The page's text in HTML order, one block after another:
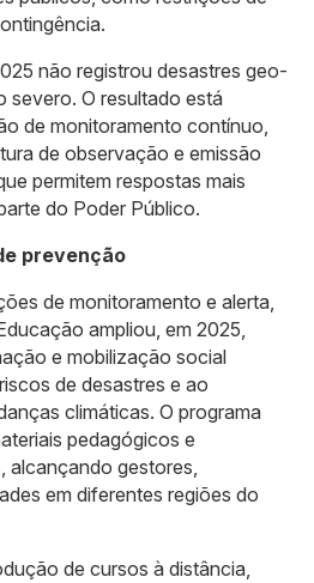
não registrou desastres geo-
severo. O resultado está
de monitoramento contínuo,
de observação e emissão
permitem respostas mais
do Poder Público.
prevenção
de monitoramento e alerta,
ampliou, em 2025,
e mobilização social
de desastres e ao
climáticas. O programa
pedagógicos e
alcançando gestores,
em diferentes regiões do
de cursos à distância,